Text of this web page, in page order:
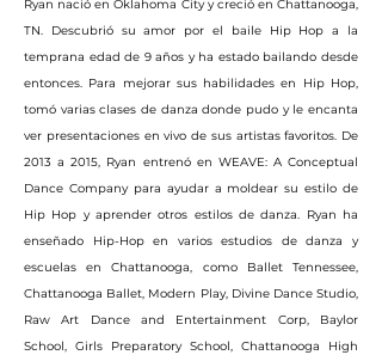
Ryan nació en Oklahoma City y creció en Chattanooga,
TN. Descubrió su amor por el baile Hip Hop a la
temprana edad de 9 años y ha estado bailando desde
entonces. Para mejorar sus habilidades en Hip Hop,
tomó varias clases de danza donde pudo y le encanta
ver presentaciones en vivo de sus artistas favoritos. De
2013 a 2015, Ryan entrenó en WEAVE: A Conceptual
Dance Company para ayudar a moldear su estilo de
Hip Hop y aprender otros estilos de danza. Ryan ha
enseñado Hip-Hop en varios estudios de danza y
escuelas en Chattanooga, como Ballet Tennessee,
Chattanooga Ballet, Modern Play, Divine Dance Studio,
Raw Art Dance and Entertainment Corp, Baylor
School, Girls Preparatory School, Chattanooga High